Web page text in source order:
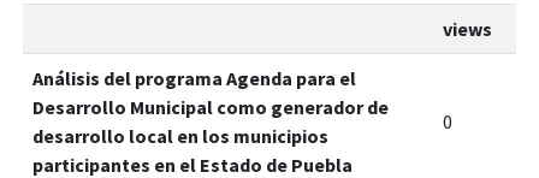
views
Análisis del programa Agenda para el
Desarrollo Municipal como generador de
desarrollo local en los municipios
participantes en el Estado de Puebla
0